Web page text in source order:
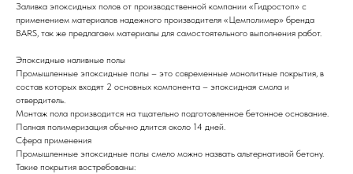
Заливка эпоксидных полов от производственной компании «Гидростоп» с
применением материалов надежного производителя «Цемполимер» бренда
BARS, так же предлагаем материалы для самостоятельного выполнения работ.
Эпоксидные наливные полы
Промышленные эпоксидные полы – это современные монолитные покрытия, в
состав которых входят 2 основных компонента – эпоксидная смола и
отвердитель.
Монтаж пола производится на тщательно подготовленное бетонное основание.
Полная полимеризация обычно длится около 14 дней.
Сфера применения
Промышленные эпоксидные полы смело можно назвать альтернативой бетону.
Такие покрытия востребованы: